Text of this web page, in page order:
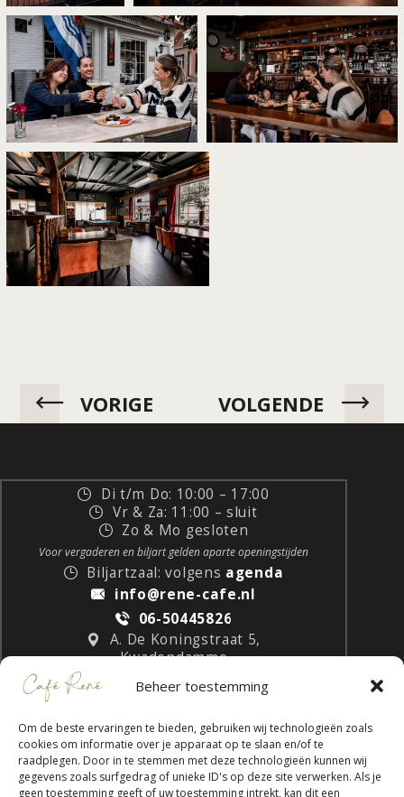
Beheer toestemming
Om de beste ervaringen te bieden, gebruiken wij technologieën zoals
cookies om informatie over je apparaat op te slaan en/of te
raadplegen. Door in te stemmen met deze technologieën kunnen wij
gegevens zoals surfgedrag of unieke ID's op deze site verwerken. Als je
geen toestemming geeft of uw toestemming intrekt, kan dit een
VORIGE VOLGENDE
Di t/m Do: 10:00 – 17:00
Vr & Za: 11:00 – sluit
Zo & Mo gesloten
Voor vergaderen en biljart gelden aparte openingstijden
Biljartzaal: volgens agenda
info@rene-cafe.nl
06-50445826
A. De Koningstraat 5,
Kwadendamme